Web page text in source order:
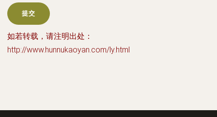
如若转载，请注明出处：
http://www.hunnukaoyan.com/ly.html